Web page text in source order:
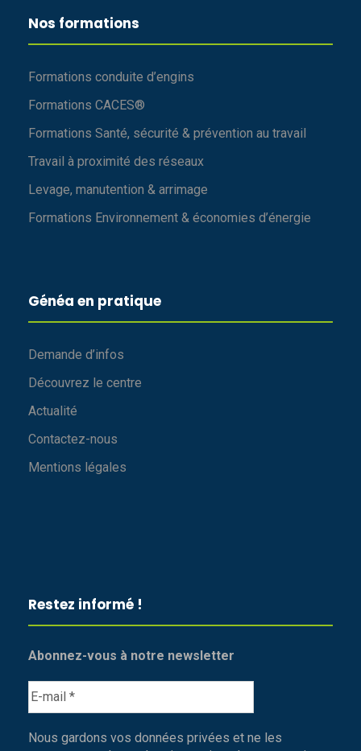
Nos formations
Formations conduite d’engins
Formations CACES®
Formations Santé, sécurité & prévention au travail
Travail à proximité des réseaux
Levage, manutention & arrimage
Formations Environnement & économies d’énergie
Généa en pratique
Demande d’infos
Découvrez le centre
Actualité
Contactez-nous
Mentions légales
Restez informé !
Abonnez-vous à notre newsletter
Nous gardons vos données privées et ne les